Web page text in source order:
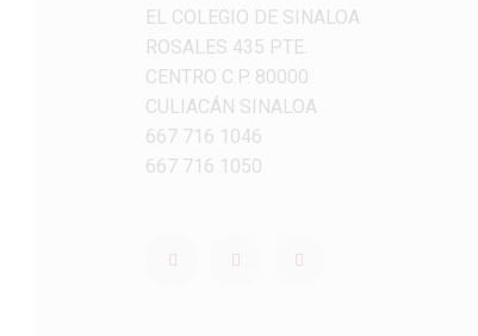
EL COLEGIO DE SINALOA
ROSALES 435 PTE.
CENTRO C.P. 80000
CULIACÁN SINALOA
667 716 1046
667 716 1050